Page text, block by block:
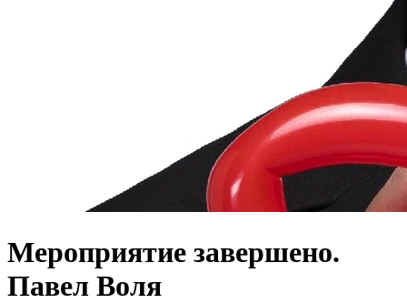
Мероприятие завершено.
Павел Воля